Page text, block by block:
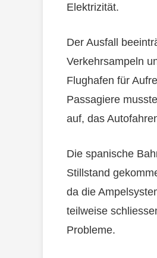
Elektrizität.
Der Ausfall
Verkehrsampeln
Flughafen für
Passagiere
auf, das
Die spanische
Stillstand
da die
teilweise
Probleme.